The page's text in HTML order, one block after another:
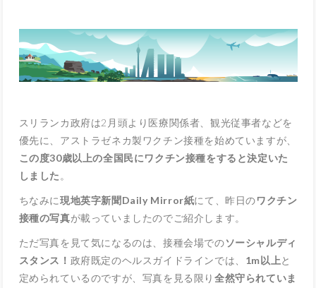
スリランカ政府は2月頭より医療関係者、観光従事者などを
優先に、アストラゼネカ製ワクチン接種を始めていますが、
この度30歳以上の全国民にワクチン接種をすると決定いた
しました 。
ちなみに現地英字新聞Daily Mirror紙にて、昨日のワクチン
接種の写真が載っていましたのでご紹介します。
ただ写真を見て気になるのは、接種会場でのソーシャルディ
スタンス！ 政府既定のヘルスガイドラインでは、 1m以上と
定められているのですが、写真を見る限り 全然守られていま